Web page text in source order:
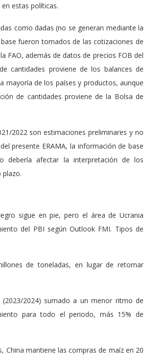
estas políticas.
como dadas (no se generan mediante la
fueron tomados de las cotizaciones de
FAO, además de datos de precios FOB del
cantidades proviene de los balances de
mayoría de los países y productos, aunque
de cantidades proviene de la Bolsa de
2022 son estimaciones preliminares y no
presente ERAMA, la información de base
debería afectar la interpretación de los
plazo.
sigue en pie, pero el área de Ucrania
del PBI según Outlook FMI. Tipos de
de toneladas, en lugar de retornar
2024) sumado a un menor ritmo de
para todo el periodo, más 15% de
China mantiene las compras de maíz en 20